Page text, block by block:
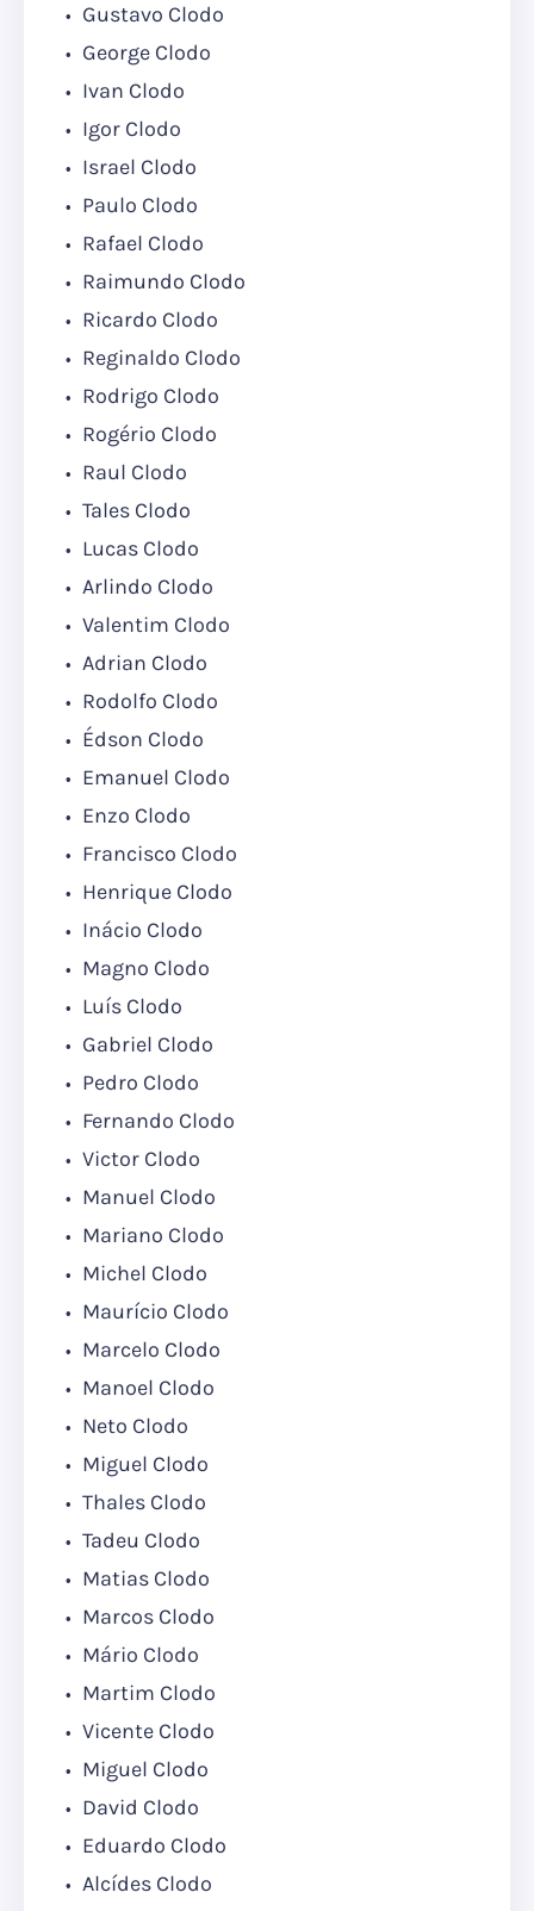
Gustavo Clodo
George Clodo
Ivan Clodo
Igor Clodo
Israel Clodo
Paulo Clodo
Rafael Clodo
Raimundo Clodo
Ricardo Clodo
Reginaldo Clodo
Rodrigo Clodo
Rogério Clodo
Raul Clodo
Tales Clodo
Lucas Clodo
Arlindo Clodo
Valentim Clodo
Adrian Clodo
Rodolfo Clodo
Édson Clodo
Emanuel Clodo
Enzo Clodo
Francisco Clodo
Henrique Clodo
Inácio Clodo
Magno Clodo
Luís Clodo
Gabriel Clodo
Pedro Clodo
Fernando Clodo
Victor Clodo
Manuel Clodo
Mariano Clodo
Michel Clodo
Maurício Clodo
Marcelo Clodo
Manoel Clodo
Neto Clodo
Miguel Clodo
Thales Clodo
Tadeu Clodo
Matias Clodo
Marcos Clodo
Mário Clodo
Martim Clodo
Vicente Clodo
Miguel Clodo
David Clodo
Eduardo Clodo
Alcídes Clodo